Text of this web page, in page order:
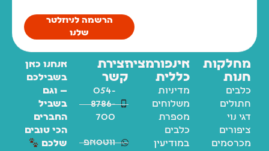
הרשמה לניוזלטר
שלנו
מחלקות
חנות
כלבים
חתולים
דגי נוי
ציפורים
מכרסמים
אינפורמציה
כללית
מדיניות
משלוחים
מספרת
כלבים
במודיעין
יצירת
קשר
054-
8786-
700
ווטסאפ
אנחנו כאן
בשבילכם
— וגם
בשביל
החברים
הכי טובים
שלכם